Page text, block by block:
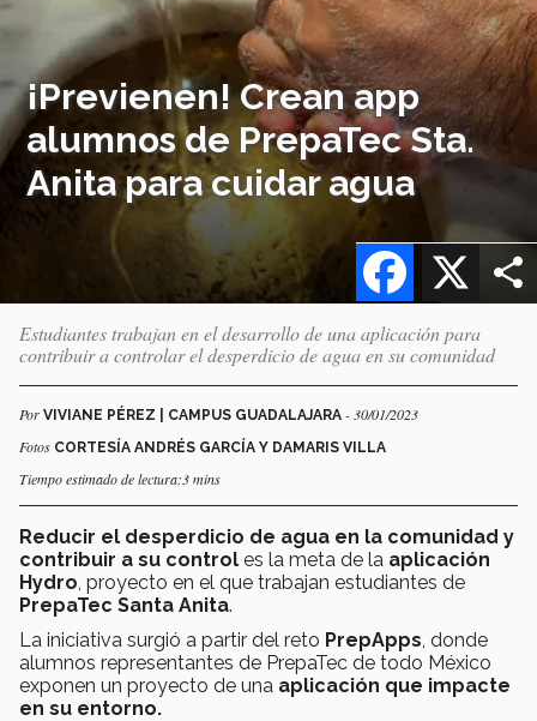
¡Previenen! Crean app
alumnos de PrepaTec Sta.
Anita para cuidar agua
X
Facebook
Estudiantes trabajan en el desarrollo de una aplicación para
contribuir a controlar el desperdicio de agua en su comunidad
Por VIVIANE PÉREZ | CAMPUS GUADALAJARA - 30/01/2023
Fotos CORTESÍA ANDRÉS GARCÍA Y DAMARIS VILLA
Tiempo estimado de lectura:3 mins
Reducir el desperdicio de agua en la comunidad y
contribuir a su control es la meta de la aplicación
Hydro , proyecto en el que trabajan estudiantes de
PrepaTec Santa Anita.
La iniciativa surgió a partir del reto PrepApps , donde
alumnos representantes de PrepaTec de todo México
exponen un proyecto de una aplicación que impacte
en su entorno.